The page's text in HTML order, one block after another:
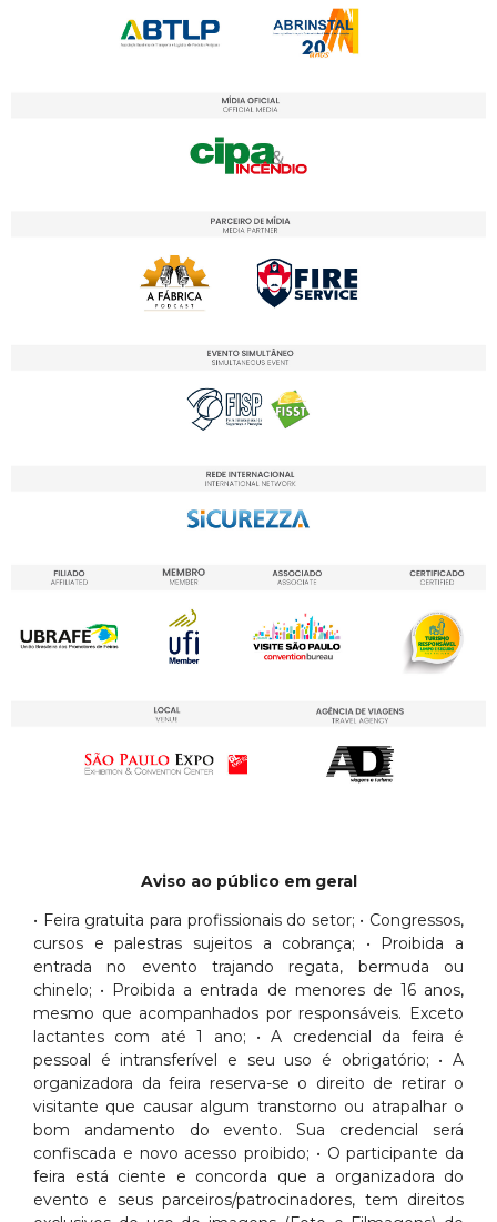
Aviso ao público em geral
• Feira gratuita para profissionais do setor; • Congressos,
cursos e palestras sujeitos a cobrança; • Proibida a
entrada no evento trajando regata, bermuda ou
chinelo; • Proibida a entrada de menores de 16 anos,
mesmo que acompanhados por responsáveis. Exceto
lactantes com até 1 ano; • A credencial da feira é
pessoal é intransferível e seu uso é obrigatório; • A
organizadora da feira reserva-se o direito de retirar o
visitante que causar algum transtorno ou atrapalhar o
bom andamento do evento. Sua credencial será
confiscada e novo acesso proibido; • O participante da
feira está ciente e concorda que a organizadora do
evento e seus parceiros/patrocinadores, tem direitos